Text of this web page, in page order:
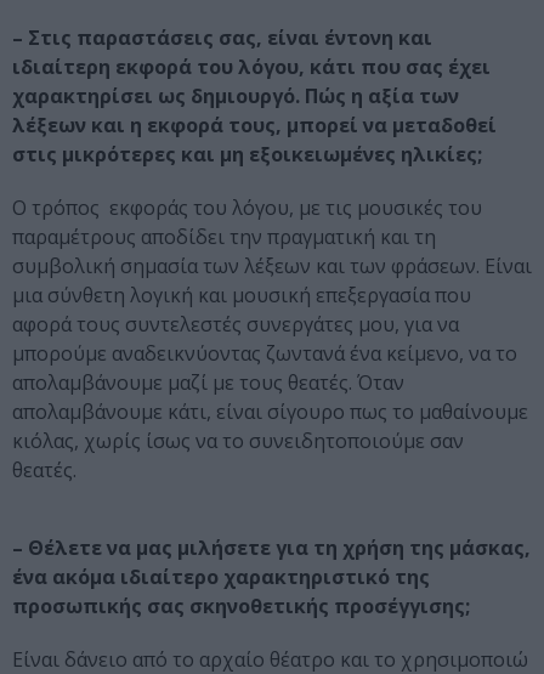
– Στις παραστάσεις σας, είναι έντονη και
ιδιαίτερη εκφορά του λόγου, κάτι που σας έχει
χαρακτηρίσει ως δημιουργό. Πώς η αξία των
λέξεων και η εκφορά τους, μπορεί να μεταδοθεί
στις μικρότερες και μη εξοικειωμένες ηλικίες;
Ο τρόπος εκφοράς του λόγου, με τις μουσικές του
παραμέτρους αποδίδει την πραγματική και τη
συμβολική σημασία των λέξεων και των φράσεων. Είναι
μια σύνθετη λογική και μουσική επεξεργασία που
αφορά τους συντελεστές συνεργάτες μου, για να
μπορούμε αναδεικνύοντας ζωντανά ένα κείμενο, να το
απολαμβάνουμε μαζί με τους θεατές. Όταν
απολαμβάνουμε κάτι, είναι σίγουρο πως το μαθαίνουμε
κιόλας, χωρίς ίσως να το συνειδητοποιούμε σαν
θεατές.
– Θέλετε να μας μιλήσετε για τη χρήση της μάσκας,
ένα ακόμα ιδιαίτερο χαρακτηριστικό της
προσωπικής σας σκηνοθετικής προσέγγισης;
Είναι δάνειο από το αρχαίο θέατρο και το χρησιμοποιώ